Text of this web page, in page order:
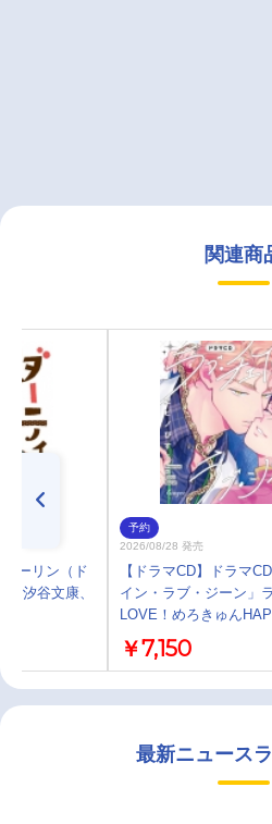
関連商
ーリン（ド
汐谷文康、
予約
2026/08/28 発売
【ドラマCD】ドラマ
イン・ラブ・ジーン」
LOVE！めろきゅん
￥7,150
最新ニュース